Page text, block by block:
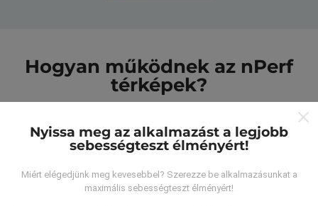
Hogyan működnek az nPerf
térképek?
Honnan származnak az adatok?
Nyissa meg az alkalmazást a legjobb
sebességteszt élményért!
Miért elégedjünk meg kevesebbel? Szerezze be alkalmazásunkat a
maximális sebességteszt élményért!